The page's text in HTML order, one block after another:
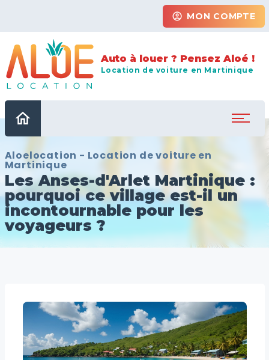
account_circle MON COMPTE
Auto à louer ? Pensez Aloé !
Location de voiture en Martinique
home
Aloelocation - Location de voiture en
Martinique
Les Anses-d'Arlet Martinique :
pourquoi ce village est-il un
incontournable pour les
voyageurs ?